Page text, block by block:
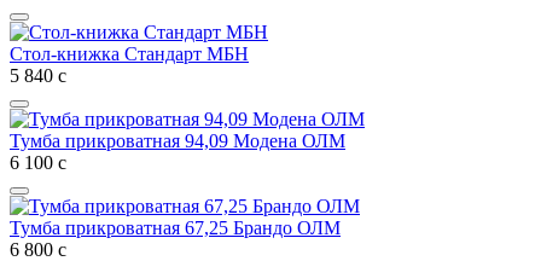
Стол-книжка Стандарт МБН
5 840 с
Тумба прикроватная 94,09 Модена ОЛМ
6 100 с
Тумба прикроватная 67,25 Брандо ОЛМ
6 800 с